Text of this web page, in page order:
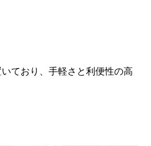
ており、手軽さと利便性の高